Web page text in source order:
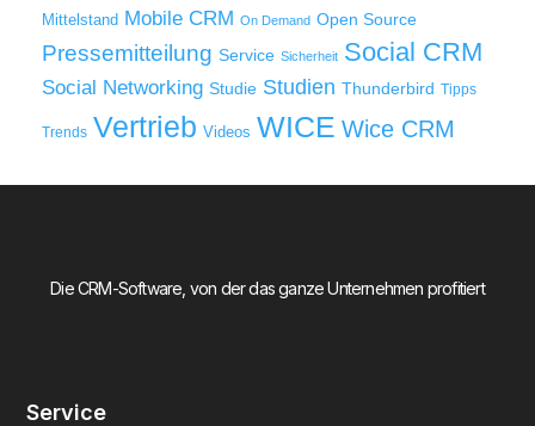
Mittelstand Mobile CRM On Demand Open Source
Pressemitteilung Service Sicherheit Social CRM
Social Networking Studie Studien Thunderbird Tipps
Trends Vertrieb Videos WICE Wice CRM
Die CRM-Software, von der das ganze Unternehmen profitiert
Service